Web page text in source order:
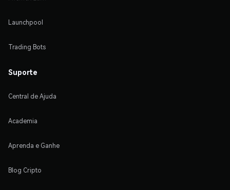
Launchpool
Trading Bots
Suporte
Central de Ajuda
Academia
Aprenda e Ganhe
Blog Cripto